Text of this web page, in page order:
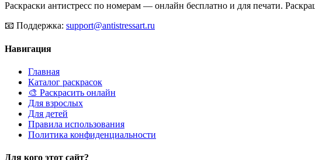
Раскраски антистресс по номерам — онлайн бесплатно и для печати.
📧 Поддержка: support@antistressart.ru
Навигация
Главная
Каталог раскрасок
🎨 Раскрасить онлайн
Для взрослых
Для детей
Правила использования
Политика конфиденциальности
Для кого этот сайт?